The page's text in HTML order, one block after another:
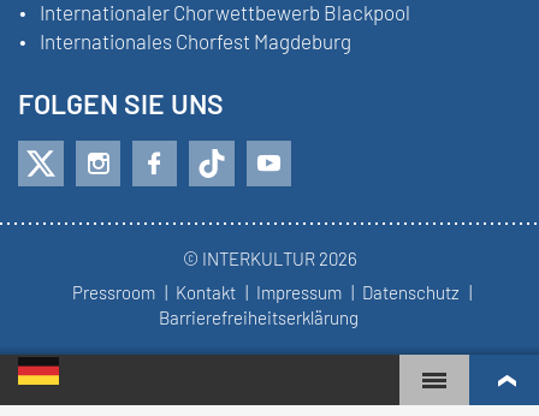
Internationaler Chorwettbewerb Blackpool
Internationales Chorfest Magdeburg
FOLGEN SIE UNS
© INTERKULTUR 2026
Pressroom
Kontakt Impressum
Datenschutz
Barrierefreiheitserklärung
WORLD CHOIR GAMES